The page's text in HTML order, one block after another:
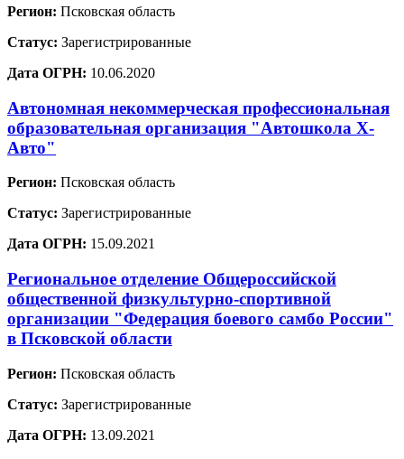
Регион: Псковская область
Статус: Зарегистрированные
Дата ОГРН: 10.06.2020
Автономная некоммерческая профессиональная
образовательная организация "Автошкола Х-
Авто"
Регион: Псковская область
Статус: Зарегистрированные
Дата ОГРН: 15.09.2021
Региональное отделение Общероссийской
общественной физкультурно-спортивной
организации "Федерация боевого самбо России"
в Псковской области
Регион: Псковская область
Статус: Зарегистрированные
Дата ОГРН: 13.09.2021